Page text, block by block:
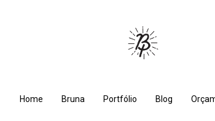
Home Bruna Portfólio Blog